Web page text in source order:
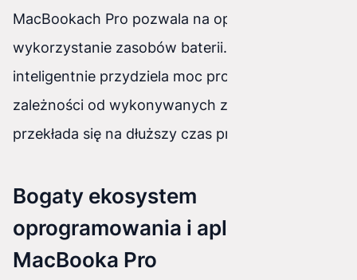
MacBookach Pro pozwala na optymalne
wykorzystanie zasobów baterii. System
inteligentnie przydziela moc procesora w
zależności od wykonywanych zadań, co
przekłada się na dłuższy czas pracy urządzenia.
Bogaty ekosystem
oprogramowania i aplikacji dla
MacBooka Pro